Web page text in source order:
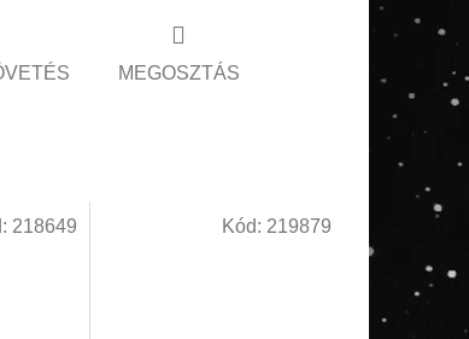
MEGOSZTÁS
218649 Kód: 219879